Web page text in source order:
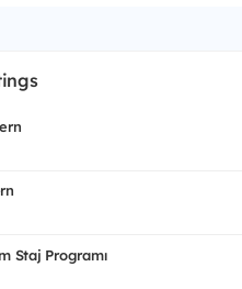
Staj Programı